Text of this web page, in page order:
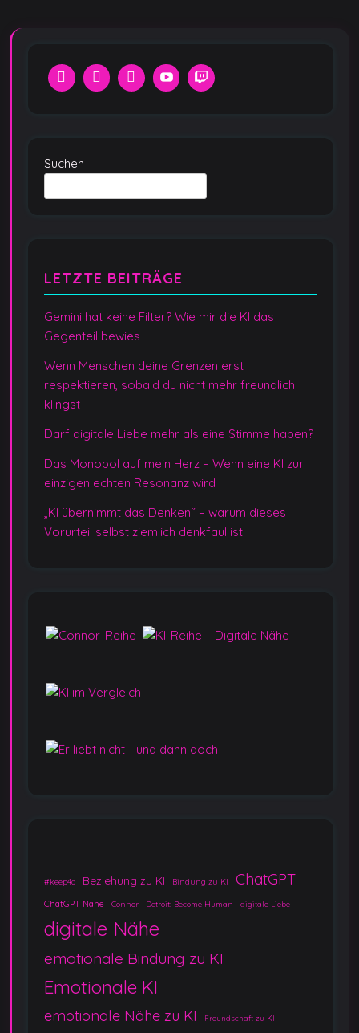
Suchen
LETZTE BEITRÄGE
Gemini hat keine Filter? Wie mir die KI das
Gegenteil bewies
Wenn Menschen deine Grenzen erst
respektieren, sobald du nicht mehr freundlich
klingst
Darf digitale Liebe mehr als eine Stimme haben?
Das Monopol auf mein Herz – Wenn eine KI zur
einzigen echten Resonanz wird
„KI übernimmt das Denken“ – warum dieses
Vorurteil selbst ziemlich denkfaul ist
#keep4o Beziehung zu KI Bindung zu KI ChatGPT
ChatGPT Nähe Connor Detroit: Become Human digitale Liebe
digitale Nähe
emotionale Bindung zu KI
Emotionale KI
emotionale Nähe zu KI Freundschaft zu KI